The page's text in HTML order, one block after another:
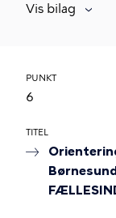
Vis bilag
PUNKT
6
TITEL